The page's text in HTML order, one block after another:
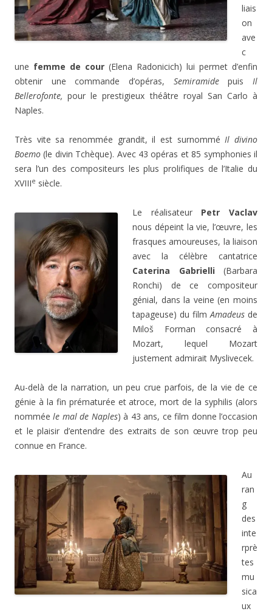
liais
on
ave
c
une femme de cour (Elena Radonicich) lui permet d’enfin
obtenir une commande d’opéras, SemiramidepuisIl
Bellerofonte, pour le prestigieux théâtre royal San Carlo à
Naples.
Très vite sa renommée grandit, il est surnomméIl divino
Boemo (le divin Tchèque). Avec 43 opéras et 85 symphonies il
sera l’un des compositeurs les plus prolifiques de l’Italie du
XVIIIe siècle.
Le réalisateur Petr Vaclav
nous dépeint la vie, l’œuvre, les
frasques amoureuses, la liaison
avec la célèbre cantatrice
Caterina Gabrielli(Barbara
Ronchi) de ce compositeur
génial, dans la veine (en moins
tapageuse) du filmAmadeus de
Miloš Forman consacré à
Mozart, lequel Mozart
justement admirait Myslivecek.
Au-delà de la narration, un peu crue parfois, de la vie de ce
génie à la fin prématurée et atroce, mort de la syphilis (alors
nomméele mal de Naples) à 43 ans, ce film donne l’occasion
et le plaisir d’entendre des extraits de son œuvre trop peu
connue en France.
Au
ran
g
des
inte
rprè
tes
mu
sica
ux